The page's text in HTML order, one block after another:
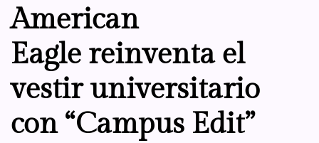
IN
American
Eagle reinventa el
vestir universitario
con “Campus Edit”